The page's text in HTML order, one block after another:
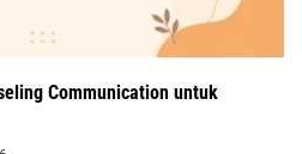
Communication untuk